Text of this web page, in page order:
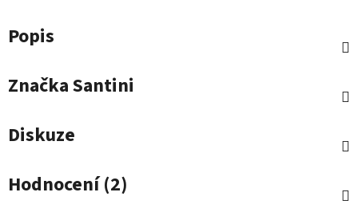
Popis
ZnačkaSantini
Diskuze
Hodnocení (2)